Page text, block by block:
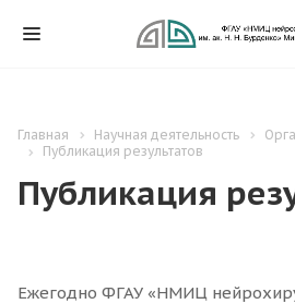
Главная Научная деятельность
Публикация результатов
Публикация
Ежегодно ФГАУ «НМИЦ